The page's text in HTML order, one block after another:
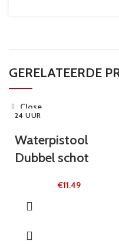
GERELATEERDE
24 UUR
Close
Waterpistool
Dubbel schot
€11.49